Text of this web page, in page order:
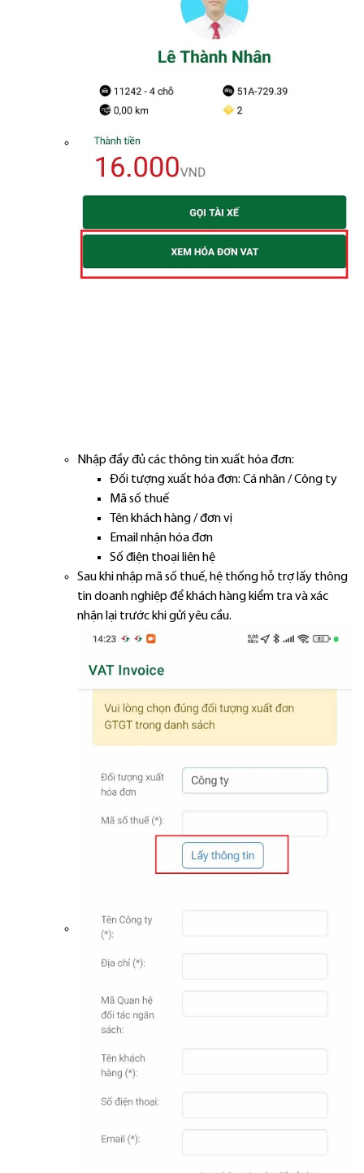
Nhập đầy đủ các thông tin xuất hóa đơn:
Đối tượng xuất hóa đơn: Cá nhân / Công ty
Mã số thuế
Tên khách hàng / đơn vị
Email nhận hóa đơn
Số điện thoại liên hệ
Sau khi nhập mã số thuế, hệ thống hỗ trợ lấy thông
tin doanh nghiệp để khách hàng kiểm tra và xác
nhận lại trước khi gửi yêu cầu.